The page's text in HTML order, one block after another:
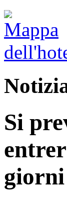
Si